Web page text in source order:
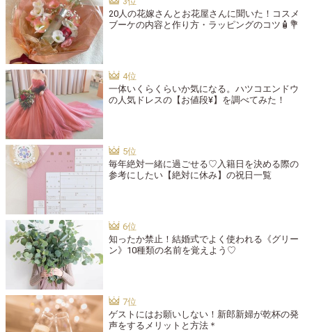
20人の花嫁さんとお花屋さんに聞いた！コスメ
ブーケの内容と作り方・ラッピングのコツ🧴💐
一体いくらくらいか気になる。ハツコエンドウ
の人気ドレスの【お値段¥】を調べてみた！
毎年絶対一緒に過ごせる♡入籍日を決める際の
参考にしたい【絶対に休み】の祝日一覧
知ったか禁止！結婚式でよく使われる《グリー
ン》10種類の名前を覚えよう♡
ゲストにはお願いしない！新郎新婦が乾杯の発
声をするメリットと方法＊